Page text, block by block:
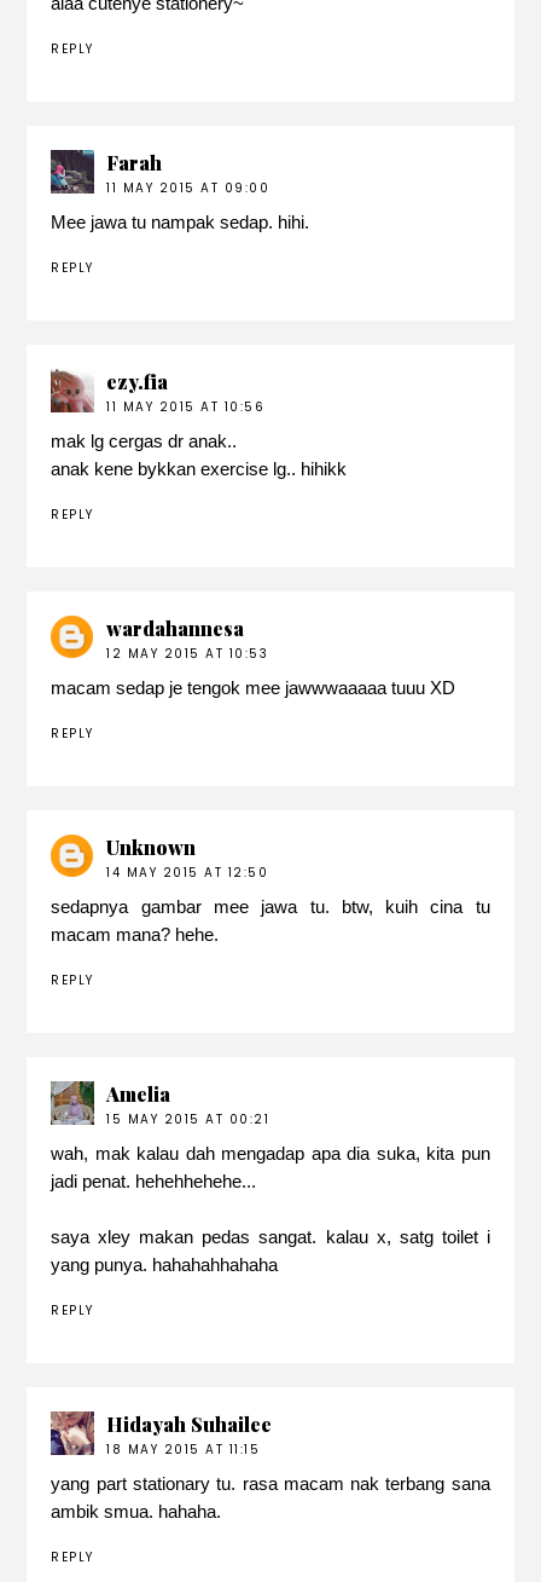
REPLY
Farah
11 MAY 2015 AT 09:00
Mee jawa tu nampak sedap. hihi.
REPLY
ezy.fia
11 MAY 2015 AT 10:56
mak lg cergas dr anak..
anak kene bykkan exercise lg.. hihikk
REPLY
wardahannesa
12 MAY 2015 AT 10:53
macam sedap je tengok mee jawwwaaaaa tuuu XD
REPLY
Unknown
14 MAY 2015 AT 12:50
sedapnya gambar mee jawa tu. btw, kuih cina tu
macam mana? hehe.
REPLY
Amelia
15 MAY 2015 AT 00:21
wah, mak kalau dah mengadap apa dia suka, kita pun
jadi penat. hehehhehehe...
saya xley makan pedas sangat. kalau x, satg toilet i
yang punya. hahahahhahaha
REPLY
Hidayah Suhailee
18 MAY 2015 AT 11:15
yang part stationary tu. rasa macam nak terbang sana
ambik smua. hahaha.
REPLY